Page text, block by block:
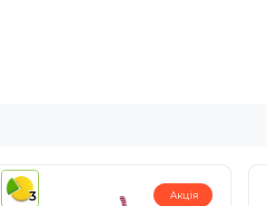
3 Акція